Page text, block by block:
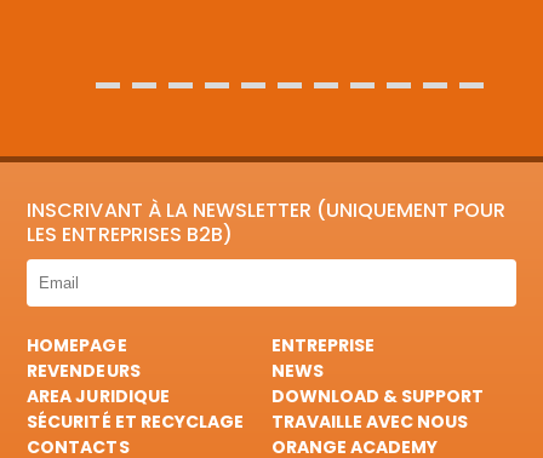
INSCRIVANT À LA NEWSLETTER (UNIQUEMENT POUR
LES ENTREPRISES B2B)
HOMEPAGE
ENTREPRISE
REVENDEURS
NEWS
AREA JURIDIQUE
DOWNLOAD & SUPPORT
SÉCURITÉ ET RECYCLAGE
TRAVAILLE AVEC NOUS
CONTACTS
ORANGE ACADEMY